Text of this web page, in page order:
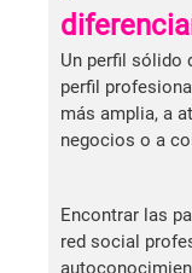
Un perfil sólido
perfil
más amplia, a
negocios o a
Encontrar las
red social